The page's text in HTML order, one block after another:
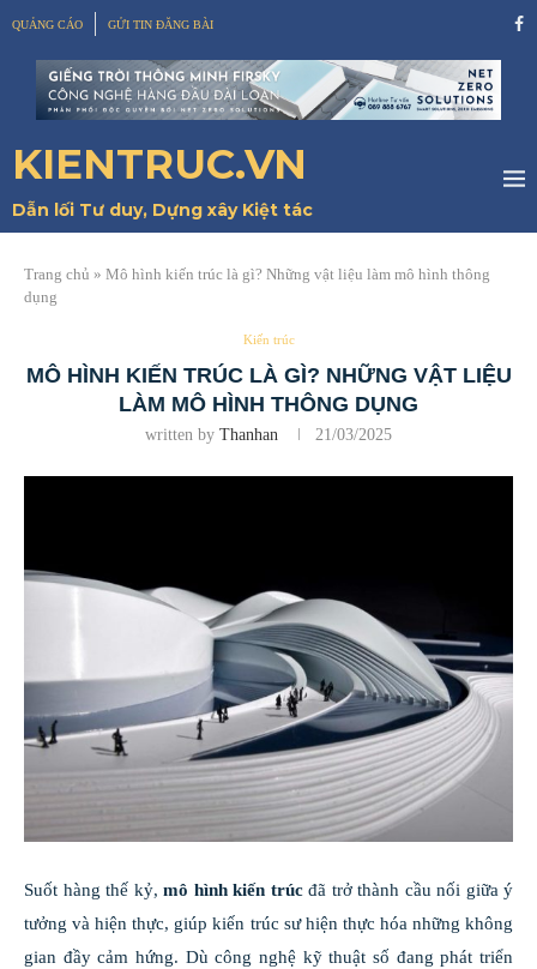
QUẢNG CÁO GỬI TIN ĐĂNG BÀI
KIENTRUC.VN
Dẫn lối Tư duy, Dựng xây Kiệt tác
Trang chủ » Mô hình kiến trúc là gì? Những vật liệu làm mô hình thông
dụng
Kiến trúc
MÔ HÌNH KIẾN TRÚC LÀ GÌ? NHỮNG VẬT LIỆU
LÀM MÔ HÌNH THÔNG DỤNG
written by Thanhan 21/03/2025
Suốt hàng thế kỷ, mô hình kiến trúcđã trở thành cầu nối giữa ý
tưởng và hiện thực, giúp kiến trúc sư hiện thực hóa những không
gian đầy cảm hứng. Dù công nghệ kỹ thuật số đang phát triển